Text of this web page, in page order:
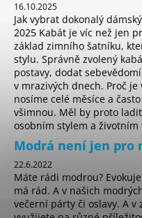
16.10.2025
Jak vybrat dokonalý
2025 Kabát je víc než jen
základ zimního šatníku,
stylu. Správně zvolený
postavy, dodat
v mrazivých dnech. Proč
nosíme celé měsíce a
všimnou. Měl by proto
osobním stylem a životním
Modrá není jen pro
22.6.2022
Máte rádi modrou?
má rád. A v našich
večerní párty či oslavy. A